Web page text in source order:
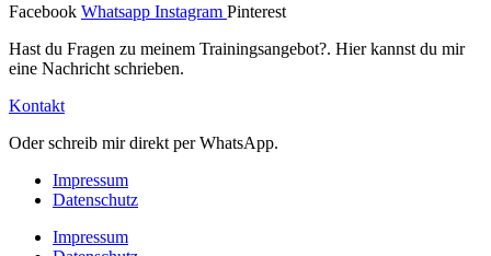
Facebook Whatsapp Instagram Pinterest
Hast du Fragen zu meinem Trainingsangebot?. Hier kannst du mir
eine Nachricht schrieben.
Kontakt
Oder schreib mir direkt per WhatsApp.
Impressum
Datenschutz
Impressum